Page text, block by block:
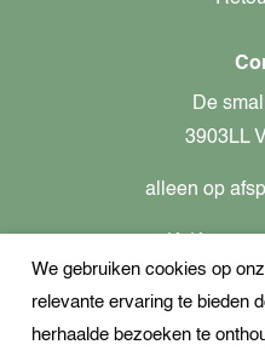
De
3903LL
alleen op
Btw-nummer:
We gebruiken cookies op
relevante ervaring te bieden
herhaalde bezoeken te